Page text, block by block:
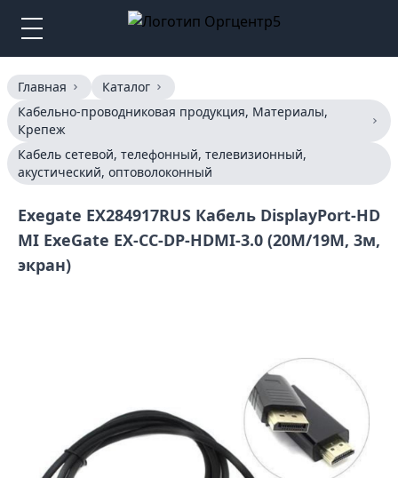
Главная
Каталог
Кабельно-проводниковая продукция, Материалы,
Крепеж
Кабель сетевой, телефонный, телевизионный,
акустический, оптоволоконный
Exegate EX284917RUS Кабель DisplayPort-HD
MI ExeGate EX-CC-DP-HDMI-3.0 (20M/19M, 3м,
экран)